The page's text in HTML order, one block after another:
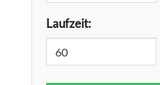
Laufzeit: